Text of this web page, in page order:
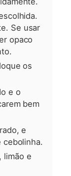
Se usar
opaco
os
e o
bem
e
cebolinha.
limão e